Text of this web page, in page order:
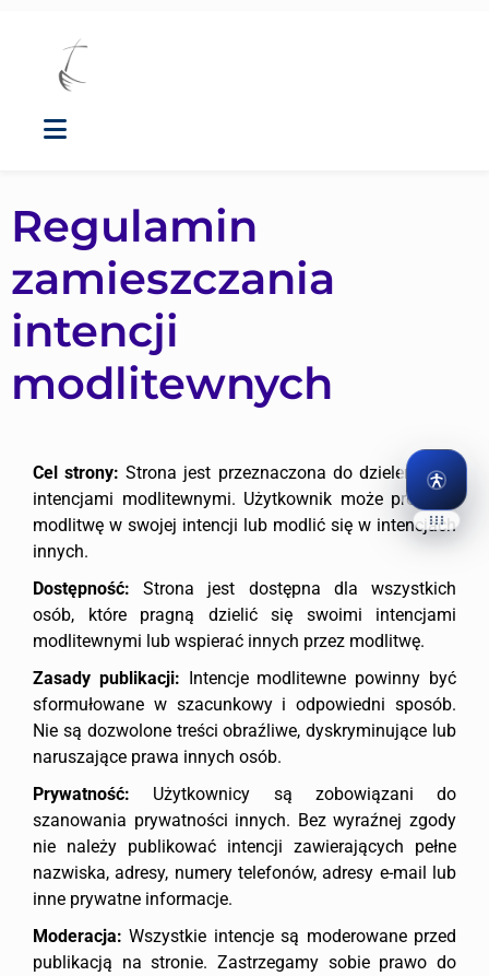
Regulamin
zamieszczania
intencji
modlitewnych
Cel strony: Strona jest przeznaczona do dzielenia się
intencjami modlitewnymi. Użytkownik może prosić o
modlitwę w swojej intencji lub modlić się w intencjach
innych.
Dostępność: Strona jest dostępna dla wszystkich
osób, które pragną dzielić się swoimi intencjami
modlitewnymi lub wspierać innych przez modlitwę.
Zasady publikacji: Intencje modlitewne powinny być
sformułowane w szacunkowy i odpowiedni sposób.
Nie są dozwolone treści obraźliwe, dyskryminujące lub
naruszające prawa innych osób.
Prywatność: Użytkownicy są zobowiązani do
szanowania prywatności innych. Bez wyraźnej zgody
nie należy publikować intencji zawierających pełne
nazwiska, adresy, numery telefonów, adresy e-mail lub
inne prywatne informacje.
Moderacja: Wszystkie intencje są moderowane przed
publikacją na stronie. Zastrzegamy sobie prawo do
Panel Dostępności
Accessibility Widget Pro
CZYTANIE TEKSTU
▶
⏸
Pauza
Tempo
Lektor
Po otwarciu panelu lista głosów zostanie
TEKST